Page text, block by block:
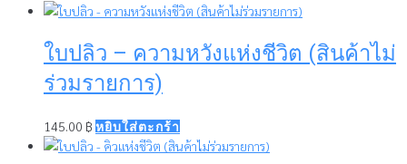
ใบปลิว – ความหวังแห่งชีวิต (สินค้าไม่
ร่วมรายการ)
145.00 ฿ หยิบใส่ตะกร้า